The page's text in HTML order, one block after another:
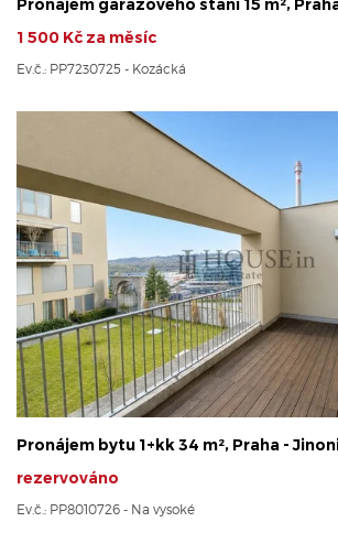
1 500 Kč za měsíc
Ev.č.: PP7230725 - Kozácká
Pronájem bytu 1+kk 34 m², Praha -
rezervováno
Ev.č.: PP8010726 - Na vysoké